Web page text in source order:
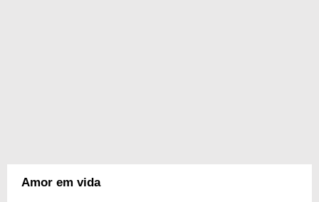
Amor em vida